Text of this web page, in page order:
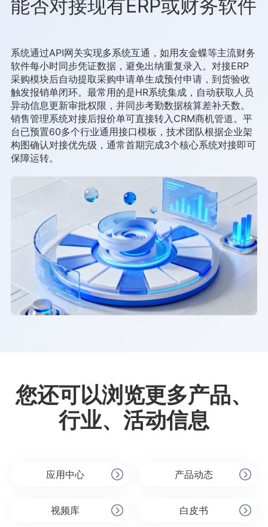
能否对接现有ERP或财务软件
系统通过API网关实现多系统互通，如用友金蝶等主流财务
软件每小时同步凭证数据，避免出纳重复录入。对接ERP
采购模块后自动提取采购申请单生成预付申请，到货验收
触发报销单闭环。最常用的是HR系统集成，自动获取人员
异动信息更新审批权限，并同步考勤数据核算差补天数。
销售管理系统对接后报价单可直接转入CRM商机管道。平
台已预置60多个行业通用接口模板，技术团队根据企业架
构图确认对接优先级，通常首期完成3个核心系统对接即可
保障运转。
您还可以浏览更多产品、
行业、活动信息
应用中心 产品动态
视频库 白皮书